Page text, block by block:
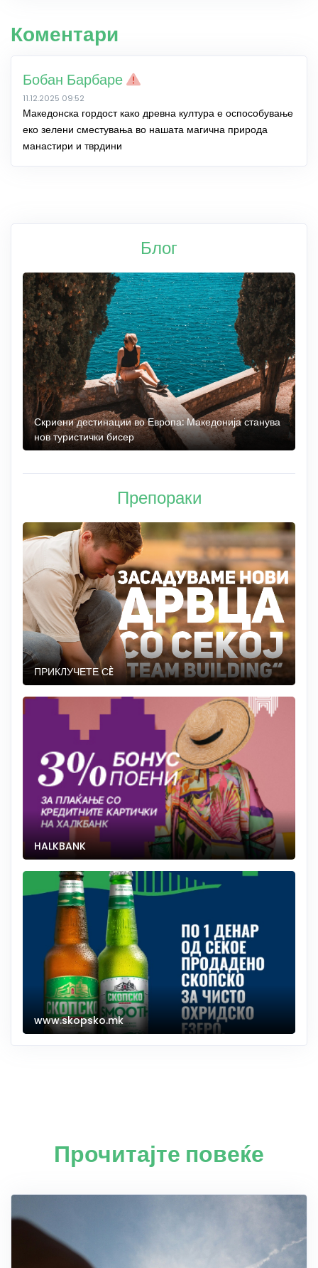
Коментари
Бобан Барбаре
11.12.2025 09:52
Македонска гордост како древна култура е оспособување
еко зелени сместувања во нашата магична природа
манастири и тврдини
Блог
Скриени дестинации во Европа: Македонија станува
нов туристички бисер
Препораки
ПРИКЛУЧЕТЕ СÈ
HALKBANK
www.skopsko.mk
Прочитајте повеќе